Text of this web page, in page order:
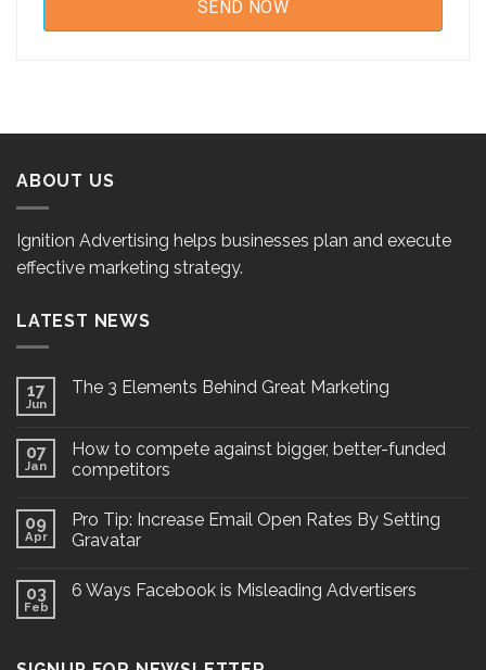
ABOUT US
Ignition Advertising helps businesses plan and execute
effective marketing strategy.
LATEST NEWS
17
Jun
The 3 Elements Behind Great Marketing
07
Jan
How to compete against bigger, better-funded
competitors
09
Apr
Pro Tip: Increase Email Open Rates By Setting
Gravatar
03
Feb
6 Ways Facebook is Misleading Advertisers